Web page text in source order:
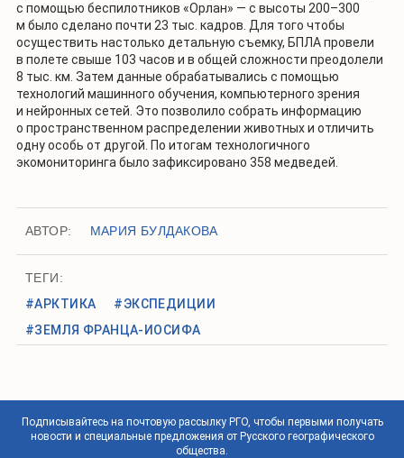
с помощью беспилотников «Орлан» — с высоты 200–300
м было сделано почти 23 тыс. кадров. Для того чтобы
осуществить настолько детальную съемку, БПЛА провели
в полете свыше 103 часов и в общей сложности преодолели
8 тыс. км. Затем данные обрабатывались с помощью
технологий машинного обучения, компьютерного зрения
и нейронных сетей. Это позволило собрать информацию
о пространственном распределении животных и отличить
одну особь от другой. По итогам технологичного
экомониторинга было зафиксировано 358 медведей.
АВТОР: МАРИЯ БУЛДАКОВА
ТЕГИ:
#АРКТИКА
#ЭКСПЕДИЦИИ
#ЗЕМЛЯ ФРАНЦА-ИОСИФА
Подписывайтесь на почтовую рассылку РГО, чтобы первыми получать
новости и специальные предложения от Русского географического
общества.